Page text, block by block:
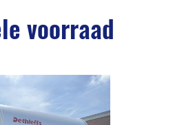
voorraad